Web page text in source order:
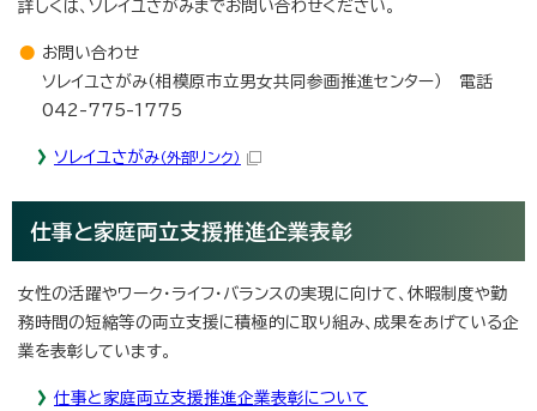
詳しくは、ソレイユさがみまでお問い合わせください。
お問い合わせ
ソレイユさがみ（相模原市立男女共同参画推進センター） 電話
042-775-1775
ソレイユさがみ（外部リンク）
仕事と家庭両立支援推進企業表彰
女性の活躍やワーク・ライフ・バランスの実現に向けて、休暇制度や勤
務時間の短縮等の両立支援に積極的に取り組み、成果をあげている企
業を表彰しています。
仕事と家庭両立支援推進企業表彰について